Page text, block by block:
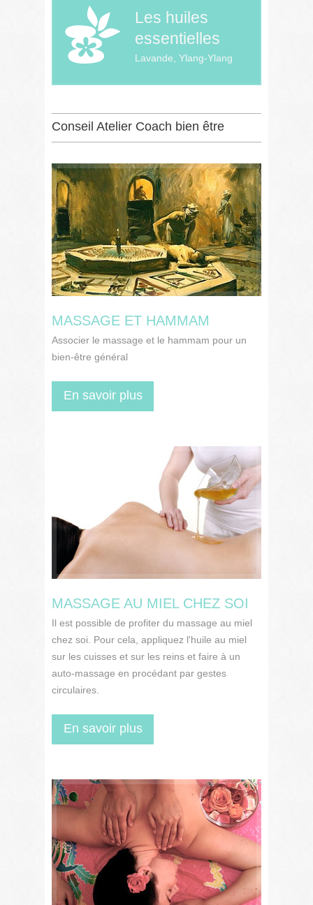
Les huiles
essentielles
Lavande, Ylang-Ylang
Conseil Atelier Coach bien être
MASSAGE ET HAMMAM
Associer le massage et le hammam pour un
bien-être général
En savoir plus
MASSAGE AU MIEL CHEZ SOI
Il est possible de profiter du massage au miel
chez soi. Pour cela, appliquez l'huile au miel
sur les cuisses et sur les reins et faire à un
auto-massage en procédant par gestes
circulaires.
En savoir plus